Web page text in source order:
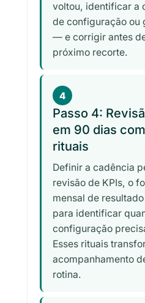
voltou, identificar a
de configuração ou
— e corrigir antes
próximo recorte.
4
Passo 4:
em 90 dias
rituais
Definir a cadência
revisão de KPIs, o
mensal de
para identificar
configuração
Esses rituais
acompanhamento
rotina.